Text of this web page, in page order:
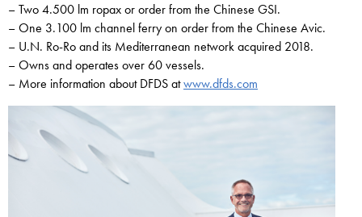
– Two 4.500 lm ropax or order from the Chinese GSI.
– One 3.100 lm channel ferry on order from the Chinese Avic.
– U.N. Ro-Ro and its Mediterranean network acquired 2018.
– Owns and operates over 60 vessels.
– More information about DFDS atwww.dfds.com